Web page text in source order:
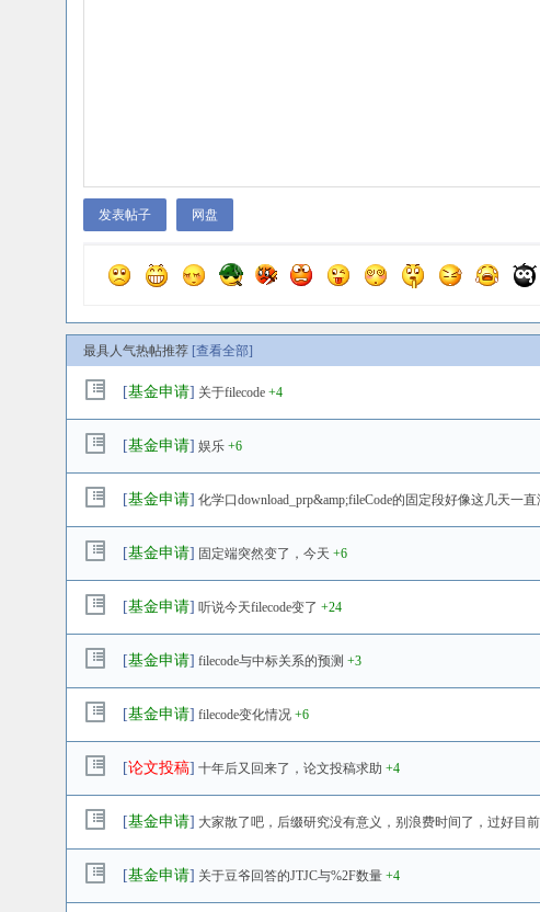
最具人气热帖推荐 [查看全部]
[基金申请] 关于filecode +4
[基金申请] 娱乐 +6
[基金申请] 化学口download_prp&amp;fileCode的固定段好像这几天一
[基金申请] 固定端突然变了，今天 +6
[基金申请] 听说今天filecode变了 +24
[基金申请] filecode与中标关系的预测 +3
[基金申请] filecode变化情况 +6
[论文投稿] 十年后又回来了，论文投稿求助 +4
[基金申请] 大家散了吧，后缀研究没有意义，别浪费时间了，过好目
[基金申请] 关于豆爷回答的JTJC与%2F数量 +4